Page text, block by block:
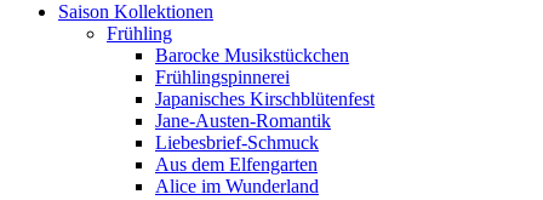
Saison Kollektionen
Frühling
Barocke Musikstückchen
Frühlingspinnerei
Japanisches Kirschblütenfest
Jane-Austen-Romantik
Liebesbrief-Schmuck
Aus dem Elfengarten
Alice im Wunderland